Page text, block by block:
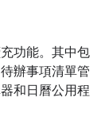
功能。其中包
辦事項清單管
和日曆公用程